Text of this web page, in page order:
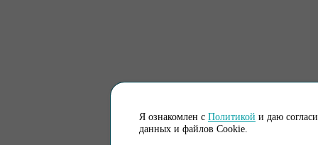
Я ознакомлен с Политикой и даю
данных и файлов Cookie.